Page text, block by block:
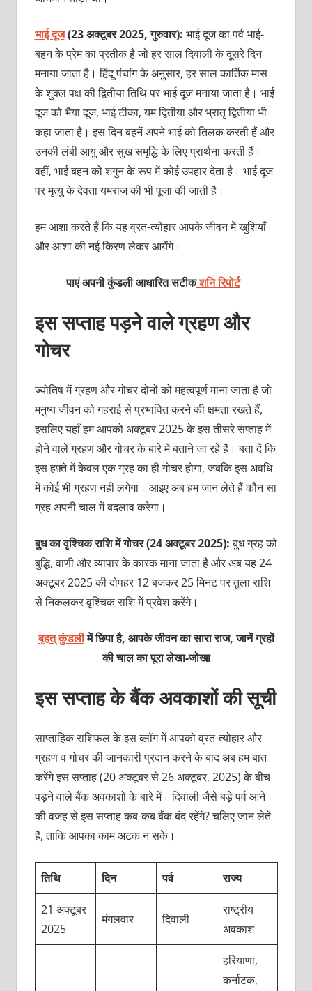
भाई दूज(23 अक्टूबर 2025, गुरुवार): भाई दूज का पर्व भाई-
बहन के प्रेम का प्रतीक है जो हर साल दिवाली के दूसरे दिन
मनाया जाता है। हिंदू पंचांग के अनुसार, हर साल कार्तिक मास
के शुक्ल पक्ष की द्वितीया तिथि पर भाई दूज मनाया जाता है। भाई
दूज को भैया दूज, भाई टीका, यम द्वितीया और भ्रातृ द्वितीया भी
कहा जाता है। इस दिन बहनें अपने भाई को तिलक करती हैं और
उनकी लंबी आयु और सुख समृद्धि के लिए प्रार्थना करती हैं।
वहीं, भाई बहन को शगुन के रूप में कोई उपहार देता है। भाई दूज
पर मृत्यु के देवता यमराज की भी पूजा की जाती है।
हम आशा करते हैं कि यह व्रत-त्योहार आपके जीवन में खुशियाँ
और आशा की नई किरण लेकर आयेंगे।
पाएं अपनी कुंडली आधारित सटीकशनि रिपोर्ट
इस सप्ताह पड़ने वाले ग्रहण और
गोचर
ज्योतिष में ग्रहण और गोचर दोनों को महत्वपूर्ण माना जाता है जो
मनुष्य जीवन को गहराई से प्रभावित करने की क्षमता रखते हैं,
इसलिए यहाँ हम आपको अक्टूबर 2025 के इस तीसरे सप्ताह में
होने वाले ग्रहण और गोचर के बारे में बताने जा रहे हैं। बता दें कि
इस हफ़्ते में केवल एक ग्रह का ही गोचर होगा, जबकि इस अवधि
में कोई भी ग्रहण नहीं लगेगा। आइए अब हम जान लेते हैं कौन सा
ग्रह अपनी चाल में बदलाव करेगा।
बुध का वृश्चिक राशि में गोचर (24 अक्टूबर 2025):बुध ग्रह को
बुद्धि, वाणी और व्यापार के कारक माना जाता है और अब यह 24
अक्टूबर 2025 की दोपहर 12 बजकर 25 मिनट पर तुला राशि
से निकलकर वृश्चिक राशि में प्रवेश करेंगे।
बृहत् कुंडलीमें छिपा है, आपके जीवन का सारा राज, जानें ग्रहों
की चाल का पूरा लेखा-जोखा
इस सप्ताह के बैंक अवकाशों की सूची
साप्ताहिक राशिफल के इस ब्लॉग में आपको व्रत-त्योहार और
ग्रहण व गोचर की जानकारी प्रदान करने के बाद अब हम बात
करेंगे इस सप्ताह (20 अक्टूबर से 26 अक्टूबर, 2025) के बीच
पड़ने वाले बैंक अवकाशों के बारे में। दिवाली जैसे बड़े पर्व आने
की वजह से इस सप्ताह कब-कब बैंक बंद रहेंगे? चलिए जान लेते
हैं, ताकि आपका काम अटक न सके।
तिथि दिन पर्व राज्य
21 अक्टूबर
2025
मंगलवार दिवाली
राष्ट्रीय
अवकाश
हरियाणा,
कर्नाटक,